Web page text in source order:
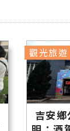
吉安
觀光旅遊